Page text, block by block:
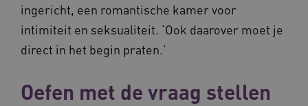
ingericht, een romantische kamer voor
intimiteit en seksualiteit. ‘Ook daarover moet je
direct in het begin praten.’
Oefen met de vraag stellen
VISITOR_PRIVACY_METADATA